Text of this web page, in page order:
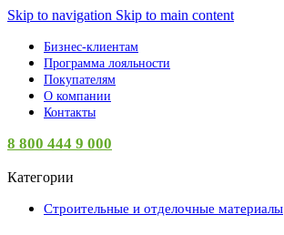
Skip to navigation Skip to main content
Бизнес-клиентам
Программа лояльности
Покупателям
О компании
Контакты
8 800 444 9 000
Категории
Строительные и отделочные материалы